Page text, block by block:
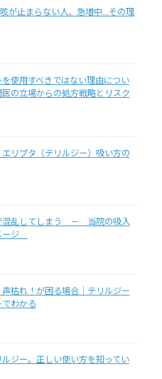
が止まらない人、急増中…その理
使用すべきではない理由につい
の立場からの処方戦略とリスク
リプタ（テリルジー）吸い方の
混乱してしまう － 当院の吸入
ージ
枯れ！が困る場合｜テリルジー
わかる
ジー。正しい使い方を知ってい